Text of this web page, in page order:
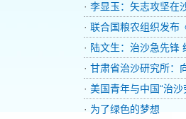
· 李显玉：矢志攻坚在
· 联合国粮农组织发布
· 陆文生：治沙急先锋
· 甘肃省治沙研究所：
· 美国青年与中国“治
· 为了绿色的梦想